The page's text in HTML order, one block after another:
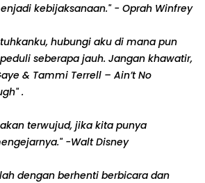
kebijaksanaan." - Oprah Winfrey
hubungi aku di mana pun
seberapa jauh. Jangan khawatir,
& Tammi Terrell – Ain’t No
.
terwujud, jika kita punya
-Walt Disney
dengan berhenti berbicara dan